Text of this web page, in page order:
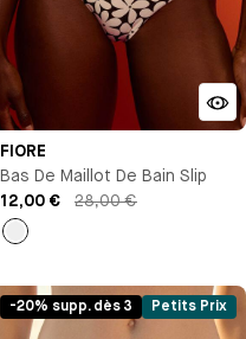
FIORE
Bas De Maillot De Bain Slip
12,00 €
28,00 €
-20% supp. dès 3 Petits Prix